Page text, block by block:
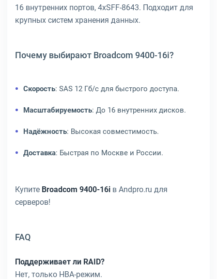
16 внутренних портов, 4xSFF-8643. Подходит для
крупных систем хранения данных.
Почему выбирают Broadcom 9400-16i?
Скорость: SAS 12 Гб/с для быстрого доступа.
Масштабируемость: До 16 внутренних дисков.
Надёжность: Высокая совместимость.
Доставка: Быстрая по Москве и России.
Купите Broadcom 9400-16i в Andpro.ru для
серверов!
FAQ
Поддерживает ли RAID?
Нет, только HBA-режим.